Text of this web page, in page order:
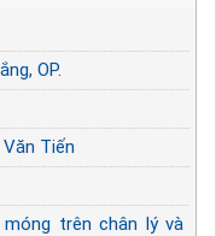
OP.
Tiến
trên chân lý và